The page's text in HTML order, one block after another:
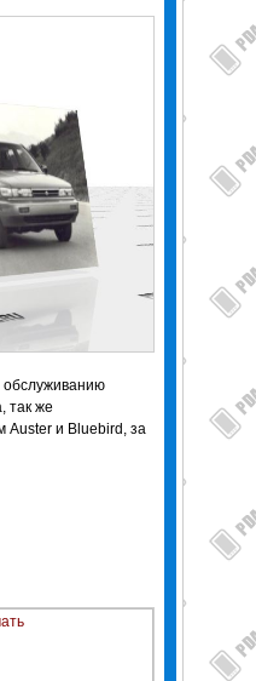
обслуживанию
так же
Auster и Bluebird, за